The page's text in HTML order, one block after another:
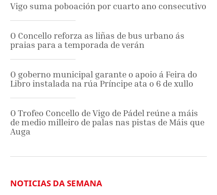
Vigo suma poboación por cuarto ano consecutivo
O Concello reforza as liñas de bus urbano ás
praias para a temporada de verán
O goberno municipal garante o apoio á Feira do
Libro instalada na rúa Príncipe ata o 6 de xullo
O Trofeo Concello de Vigo de Pádel reúne a máis
de medio milleiro de palas nas pistas de Máis que
Auga
NOTICIAS DA SEMANA